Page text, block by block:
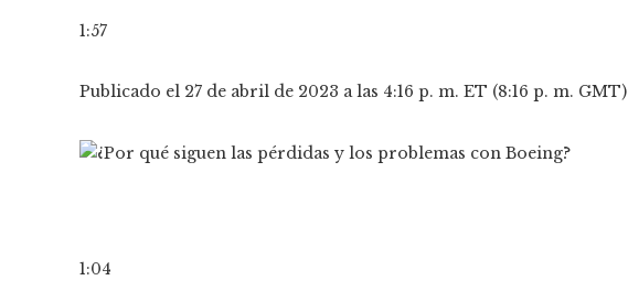
1:57
Publicado el 27 de abril de 2023 a las 4:16 p. m. ET (8:16 p. m. GMT)
1:04